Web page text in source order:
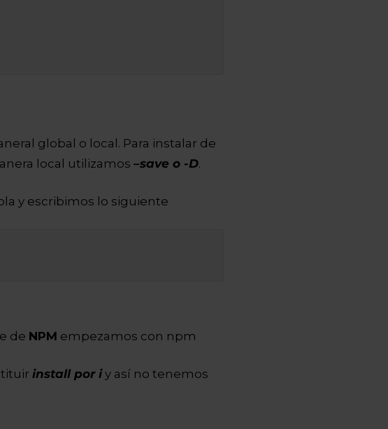
global o local. Para instalar de
local utilizamos –save o -D.
y escribimos lo siguiente
de NPM empezamos con npm
install por iy así no tenemos